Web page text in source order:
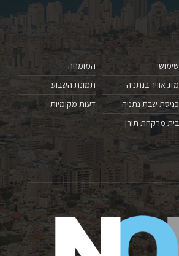
שימושי
מזג אוויר בנתניה
כניסת שבת נתניה
בית מרקחת תורן
המומחה
תמונת השבוע
דעות מקומיות